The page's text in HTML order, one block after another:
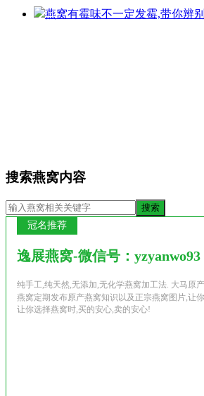
燕窝有霉味不一定发霉,带你辨
搜索燕窝内容
冠名推荐
逸展燕窝-微信号：yzyanwo93
纯手工,纯天然,无添加,无化学燕窝加工法. 大马原产
燕窝定期发布原产燕窝知识以及正宗燕窝图片,让
让你选择燕窝时,买的安心,卖的安心!